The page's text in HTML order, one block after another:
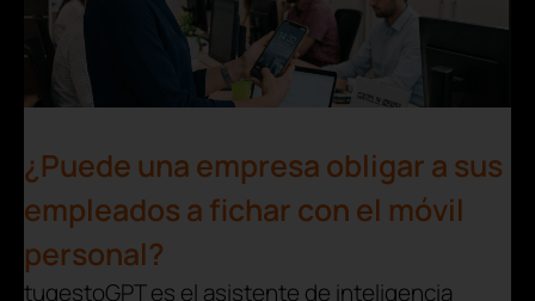
¿Puede una empresa obligar a sus
empleados a fichar con el móvil
personal?
tugestoGPT es el asistente de inteligencia